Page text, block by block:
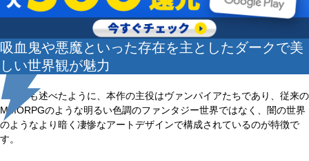
吸血鬼や悪魔といった存在を主としたダークで美
しい世界観が魅力
先にも述べたように、本作の主役はヴァンパイアたちであり、従来の
MMORPGのような明るい色調のファンタジー世界ではなく、闇の世界
のようなより暗く凄惨なアートデザインで構成されているのが特徴で
す。